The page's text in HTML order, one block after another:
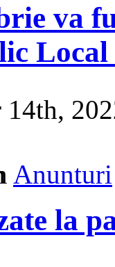
va
Anunturi
la